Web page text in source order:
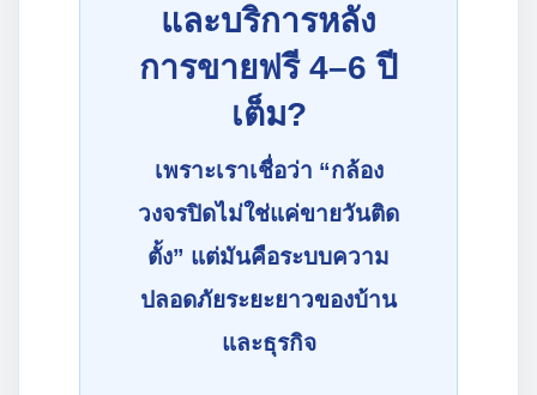
และบริการหลัง
การขายฟรี 4–6 ปี
เต็ม?
เพราะเราเชื่อว่า “กล้อง
วงจรปิดไม่ใช่แค่ขายวันติด
ตั้ง” แต่มันคือระบบความ
ปลอดภัยระยะยาวของบ้าน
และธุรกิจ